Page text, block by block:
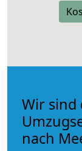
Wir sind
nach